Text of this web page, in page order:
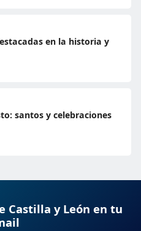
en la historia y
santos y celebraciones
Castilla y León en tu